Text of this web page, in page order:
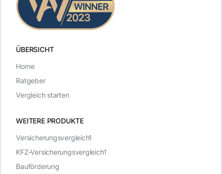
ÜBERSICHT
WEITERE PRODUKTE
Versicherungsvergleich1
KFZ-Versicherungsvergleich1
Bauförderung
Home
Ratgeber
Vergleich starten